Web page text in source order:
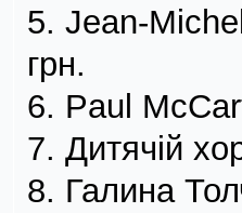
5. Jean-
грн.
6. Paul
7. Дитячій
8. Галина